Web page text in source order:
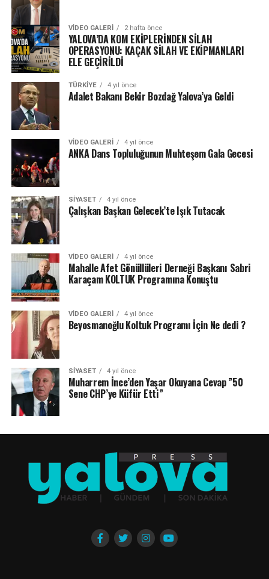
VIDEO GALERI 2 hafta önce
YALOVA’DA KOM EKİPLERİNDEN SİLAH
OPERASYONU: KAÇAK SİLAH VE EKİPMANLARI
ELE GEÇİRİLDİ
TÜRKIYE 4 yıl önce
Adalet Bakanı Bekir Bozdağ Yalova’ya Geldi
VIDEO GALERI 4 yıl önce
ANKA Dans Topluluğunun Muhteşem Gala Gecesi
SIYASET 4 yıl önce
Çalışkan Başkan Gelecek’te Işık Tutacak
VIDEO GALERI 4 yıl önce
Mahalle Afet Gönüllüleri Derneği Başkanı Sabri
Karaçam KOLTUK Programına Konuştu
VIDEO GALERI 4 yıl önce
Beyosmanoğlu Koltuk Programı İçin Ne dedi ?
SIYASET 4 yıl önce
Muharrem İnce’den Yaşar Okuyana Cevap ”50
Sene CHP’ye Küfür Etti”